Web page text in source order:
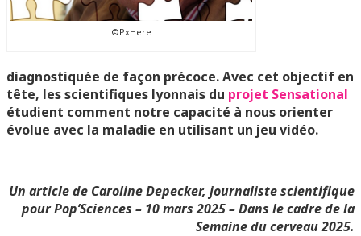
©PxHere
diagnostiquée de façon précoce. Avec cet objectif en
tête, les scientifiques lyonnais du projet Sensational
étudient comment notre capacité à nous orienter
évolue avec la maladie en utilisant un jeu vidéo.
Un article de Caroline Depecker, journaliste scientifique
pour Pop’Sciences – 10 mars 2025 –Dans le cadre de la
Semaine du cerveau 2025.